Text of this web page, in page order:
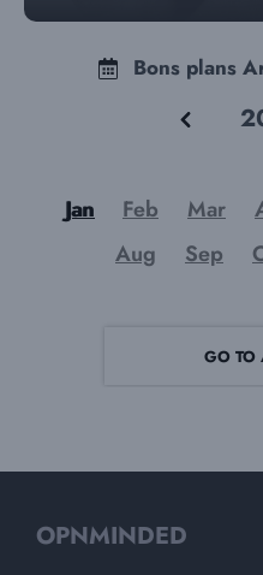
Bons plans
Jan Feb Mar
Aug
Sep
GO TO
OPNMINDED